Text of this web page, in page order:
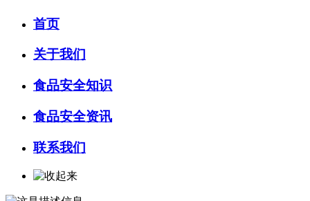
首页
关于我们
食品安全知识
食品安全资讯
联系我们